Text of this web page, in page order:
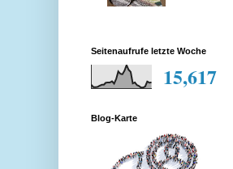
Seitenaufrufe letzte Woche
15,617
Blog-Karte